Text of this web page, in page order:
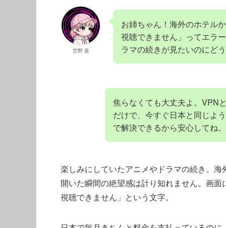
空野 葵
お姉ちゃん！海外のホテル
視聴できません」ってエラ
ラマの続きが見たいのにど
焦らなくても大丈夫よ。VPN
だけで、今すぐ日本と同じよ
で解決できるから安心してね。
楽しみにしていたアニメやドラマの続き。
開いた瞬間の絶望感は計り知れません。画
視聴できません」という文字。